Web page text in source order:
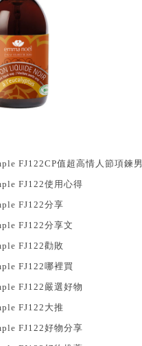
FJ122CP值超高情人節項鍊男
FJ122使用心得
FJ122分享
FJ122分享文
FJ122勸敗
FJ122哪裡買
FJ122嚴選好物
FJ122大推
FJ122好物分享